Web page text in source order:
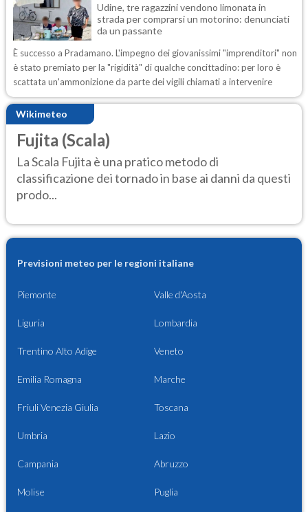
Udine, tre ragazzini vendono limonata in
strada per comprarsi un motorino: denunciati
da un passante
È successo a Pradamano. L'impegno dei giovanissimi "imprenditori" non
è stato premiato per la "rigidità" di qualche concittadino: per loro è
scattata un'ammonizione da parte dei vigili chiamati a intervenire
Wikimeteo
Fujita (Scala)
La Scala Fujita è una pratico metodo di
classificazione dei tornado in base ai danni da questi
prodo...
Previsioni meteo per le regioni italiane
Piemonte Valle d'Aosta
Liguria Lombardia
Trentino Alto Adige Veneto
Emilia Romagna Marche
Friuli Venezia Giulia Toscana
Umbria Lazio
Campania Abruzzo
Molise Puglia